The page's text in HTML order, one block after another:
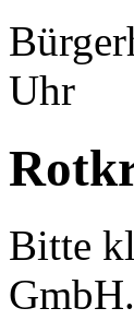
Uhr
Bitte
GmbH.